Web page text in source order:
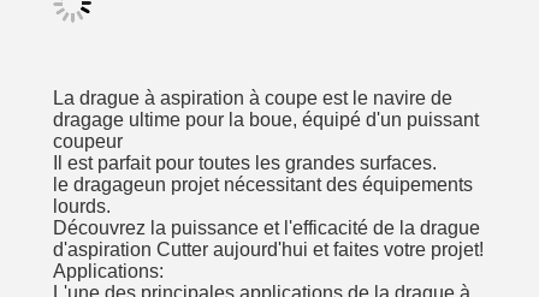
La drague à aspiration à coupe est le navire de
dragage ultime pour la boue, équipé d'un puissant
coupeur
Il est parfait pour toutes les grandes surfaces.
le dragageun projet nécessitant des équipements
lourds.
Découvrez la puissance et l'efficacité de la drague
d'aspiration Cutter aujourd'hui et faites votre projet!
Applications:
L'une des principales applications de la drague à